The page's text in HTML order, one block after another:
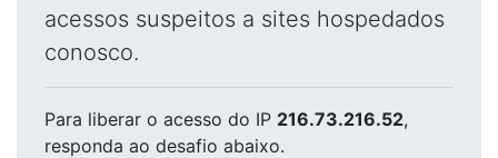
acessos suspeitos a sites hospedados
conosco.
Para liberar o acesso do IP 216.73.216.52,
responda ao desafio abaixo.